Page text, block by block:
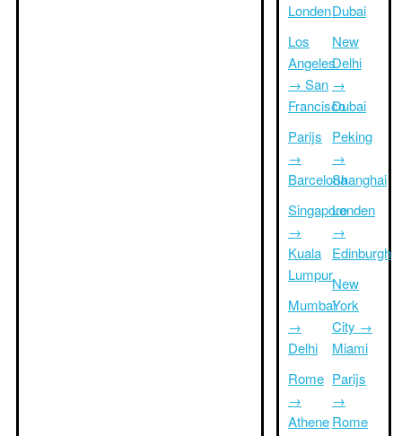
Londen
Los
Angeles
→ San
Francisco
Parijs
→
Barcelona
Singapore
→
Kuala
Lumpur
Mumbai
→
Delhi
Rome
→
Athene
Dubai
New
Delhi
→
Dubai
Peking
→
Shanghai
Londen
→
Edinburgh
New
York
City →
Miami
Parijs
→
Rome